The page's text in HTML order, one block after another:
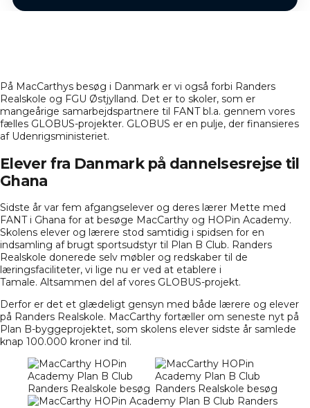
På MacCarthys besøg i Danmark er vi også forbi Randers
Realskole og FGU Østjylland. Det er to skoler, som er
mangeårige samarbejdspartnere til FANT bl.a. gennem vores
fælles GLOBUS-projekter. GLOBUS er en pulje, der finansieres
af Udenrigsministeriet.
Elever fra Danmark på dannelsesrejse til
Ghana
Sidste år var fem afgangselever og deres lærer Mette med
FANT i Ghana for at besøge MacCarthy og HOPin Academy.
Skolens elever og lærere stod samtidig i spidsen for en
indsamling af brugt sportsudstyr til Plan B Club. Randers
Realskole donerede selv møbler og redskaber til de
læringsfaciliteter, vi lige nu er ved at etablere i
Tamale. Altsammen del af vores GLOBUS-projekt.
Derfor er det et glædeligt gensyn med både lærere og elever
på Randers Realskole. MacCarthy fortæller om seneste nyt på
Plan B-byggeprojektet, som skolens elever sidste år samlede
knap 100.000 kroner ind til.